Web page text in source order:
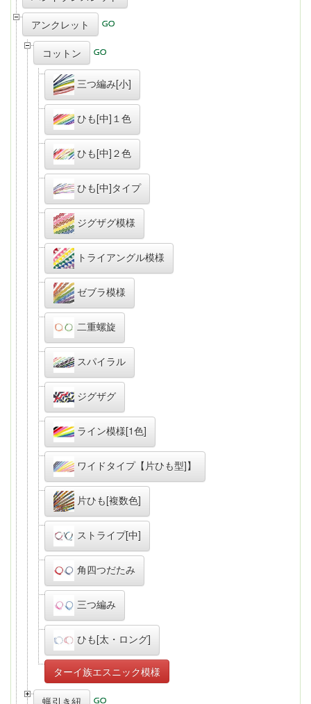
アンクレット
コットン
三つ編み[小]
ひも[中]１色
ひも[中]２色
ひも[中]タイプ
ジグザグ模様
トライアングル模様
ゼブラ模様
二重螺旋
スパイラル
ジグザグ
ライン模様[1色]
ワイドタイプ【片ひも型]】
片ひも[複数色]
ストライプ[中]
角四つだたみ
三つ編み
ひも[太・ロング]
ターイ族エスニック模様
蝋引き紐